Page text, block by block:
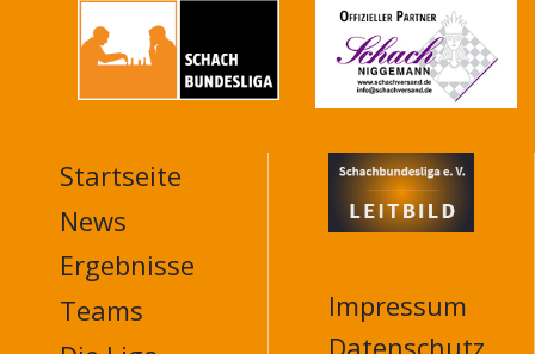
MAIN
NAVIGATION
FOOTER
Startseite
News
Ergebnisse
Teams
Impressum